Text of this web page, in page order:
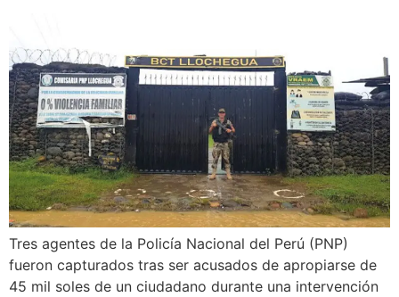
Tres agentes de la Policía Nacional del Perú (PNP)
fueron capturados tras ser acusados de apropiarse de
45 mil soles de un ciudadano durante una intervención